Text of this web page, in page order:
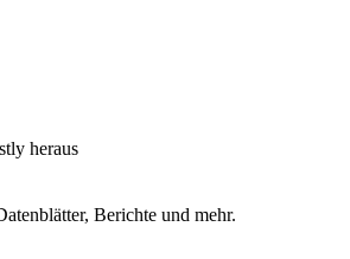
heraus
Berichte und mehr.